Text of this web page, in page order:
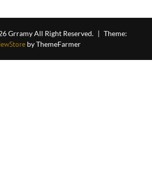
Grramy All Right Reserved. | Theme:
by ThemeFarmer